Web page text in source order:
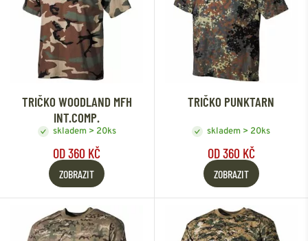
TRIČKO WOODLAND MFH
INT.COMP.
skladem > 20ks
OD 360 KČ
ZOBRAZIT
TRIČKO PUNKTARN
skladem > 20ks
OD 360 KČ
ZOBRAZIT